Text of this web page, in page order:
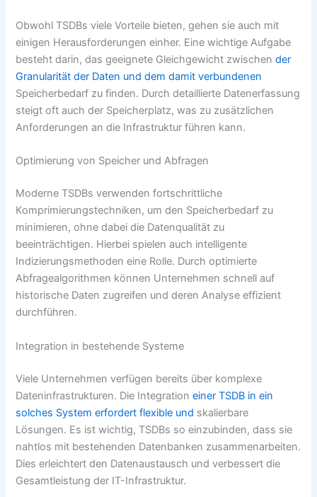
Obwohl TSDBs viele Vorteile bieten, gehen sie auch mit
einigen Herausforderungen einher. Eine wichtige Aufgabe
besteht darin, das geeignete Gleichgewicht zwischender
Granularität der Daten und dem damit verbundenen
Speicherbedarf zu finden. Durch detaillierte Datenerfassung
steigt oft auch der Speicherplatz, was zu zusätzlichen
Anforderungen an die Infrastruktur führen kann.
Optimierung von Speicher und Abfragen
Moderne TSDBs verwenden fortschrittliche
Komprimierungstechniken, um den Speicherbedarf zu
minimieren, ohne dabei die Datenqualität zu
beeinträchtigen. Hierbei spielen auch intelligente
Indizierungsmethoden eine Rolle. Durch optimierte
Abfragealgorithmen können Unternehmen schnell auf
historische Daten zugreifen und deren Analyse effizient
durchführen.
Integration in bestehende Systeme
Viele Unternehmen verfügen bereits über komplexe
Dateninfrastrukturen. Die Integrationeiner TSDB in ein
solches System erfordert flexible und skalierbare
Lösungen. Es ist wichtig, TSDBs so einzubinden, dass sie
nahtlos mit bestehenden Datenbanken zusammenarbeiten.
Dies erleichtert den Datenaustausch und verbessert die
Gesamtleistung der IT-Infrastruktur.